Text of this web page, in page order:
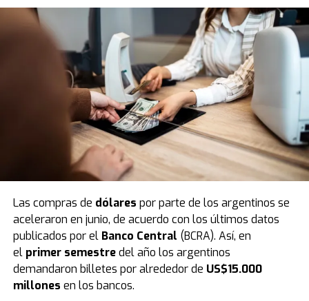
danza de la Iglesia, cuyos vestuarios representaban a
los países donde se realiza el proyecto.Para culminar
la fiesta, la presentación cerró con un enérgico
videoclip con la temática de largada de Fórmula 1,
simbolizando el gran arranque de esta temporada.
En este sentido, tras el evento de este fin de semana,
en los próximos días las calles de la ciudad se vestirán
de fiesta e ilusión. Bajo la consigna de llevar respuestas
y contención espiritual a cada hogar, los miembros de la
Las compras de dólares por parte de los argentinos se
aceleraron en junio, de acuerdo con los últimos datos
publicados por el Banco Central (BCRA). Así, en
el primer semestredel año los argentinos
demandaron billetes por alrededor de US$15.000
millones en los bancos.